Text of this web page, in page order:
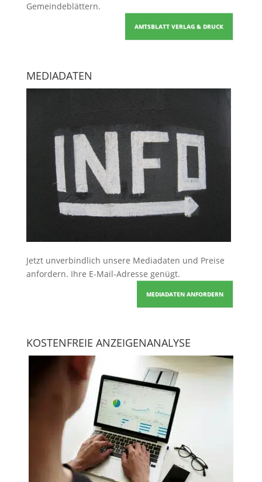
Gemeindeblättern.
AMTSBLATT VERLAG & DRUCK
MEDIADATEN
Jetzt unverbindlich unsere Mediadaten und Preise
anfordern. Ihre E-Mail-Adresse genügt.
MEDIADATEN ANFORDERN
KOSTENFREIE ANZEIGENANALYSE